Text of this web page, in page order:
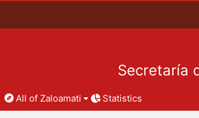
Secretaría
All of Zaloamati Statistics